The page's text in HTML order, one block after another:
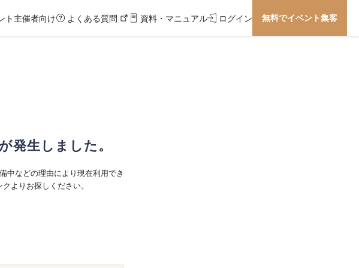
ト主催者向け よくある質問 資料・マニュアル ログイン 無料でイベント集客
発生しました。
中などの理由により現在利用でき
よりお探しください。